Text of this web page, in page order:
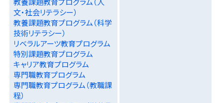
文・社会リテラシー）
教養課題教育プログラム（科学
技術リテラシー）
リベラルアーツ教育プログラム
特別課題教育プログラム
キャリア教育プログラム
専門職教育プログラム
専門職教育プログラム（教職課
程）